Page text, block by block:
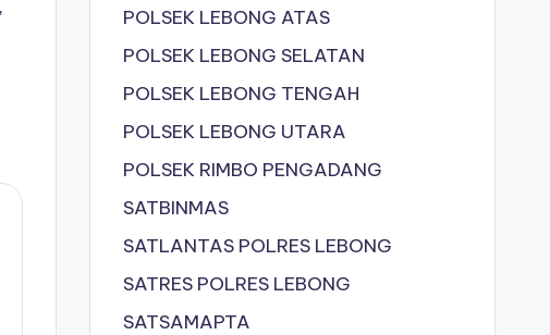
POLSEK LEBONG ATAS
POLSEK LEBONG SELATAN
POLSEK LEBONG TENGAH
POLSEK LEBONG UTARA
POLSEK RIMBO PENGADANG
SATBINMAS
SATLANTAS POLRES LEBONG
SATRES POLRES LEBONG
SATSAMAPTA